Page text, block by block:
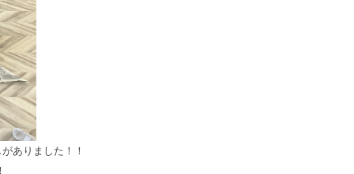
ありました！！